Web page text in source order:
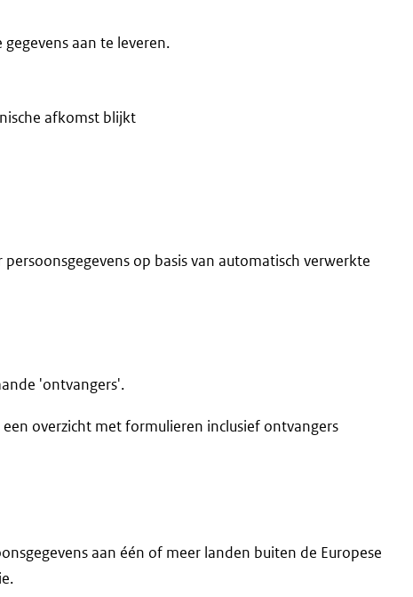
aan te leveren.
afkomst blijkt
op basis van automatisch verwerkte
'ontvangers'.
overzicht met formulieren inclusief ontvangers
aan één of meer landen buiten de Europese